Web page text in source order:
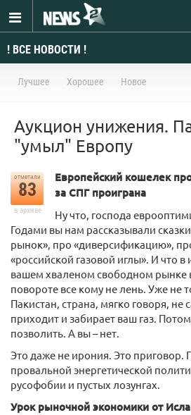
! ВСЕ НОВОСТИ !
Лучшее Хорошее Новое
Аукцион унижения.
"умыл" Европу
отметили
83
в архиве
Европейский кошелек
за СПГ проиграна
Ну что, господа
Годами вы нам рассказывали
рынок», про «диверсификацию»,
«российской газовой иглы». И что в
вашем хваленом свободном рынке
повороте все кому не лень. Уже не
Пакистан, страна, мягко говоря, не
приходит и забирает ваш газ.
позволить. А вы – нет.
Это даже не ирония. Это приговор.
провальной энергетической
русофобии и пустых лозунгах.
Урок рыночной экономики от